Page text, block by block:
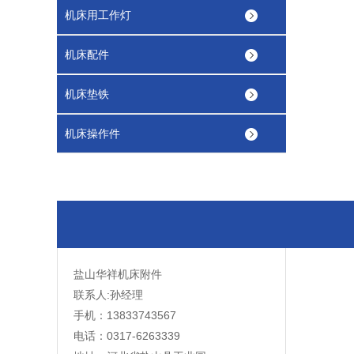
机床用工作灯
机床配件
机床垫铁
机床操作件
盐山华祥机床附件
联系人:孙经理
手机：13833743567
电话：0317-6263339